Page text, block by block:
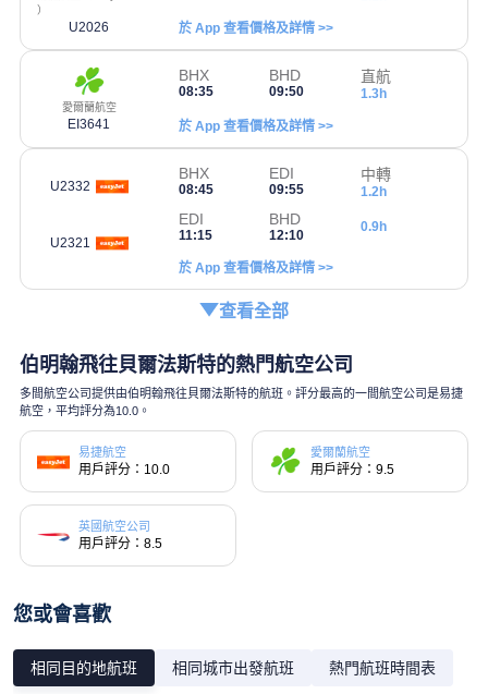
）
U2026 於 App 查看價格及詳情 >>
愛爾蘭航空
EI3641
BHX
08:35
BHD
09:50
直航
1.3h
於 App 查看價格及詳情 >>
U2332
BHX
08:45
EDI
09:55
中轉
1.2h
U2321
EDI
11:15
BHD
12:10
0.9h
於 App 查看價格及詳情 >>
查看全部
伯明翰飛往貝爾法斯特的熱門航空公司
多間航空公司提供由伯明翰飛往貝爾法斯特的航班。評分最高的一間航空公司是易捷
航空，平均評分為10.0。
易捷航空
用戶評分：10.0
愛爾蘭航空
用戶評分：9.5
英國航空公司
用戶評分：8.5
您或會喜歡
相同目的地航班 相同城市出發航班 熱門航班時間表